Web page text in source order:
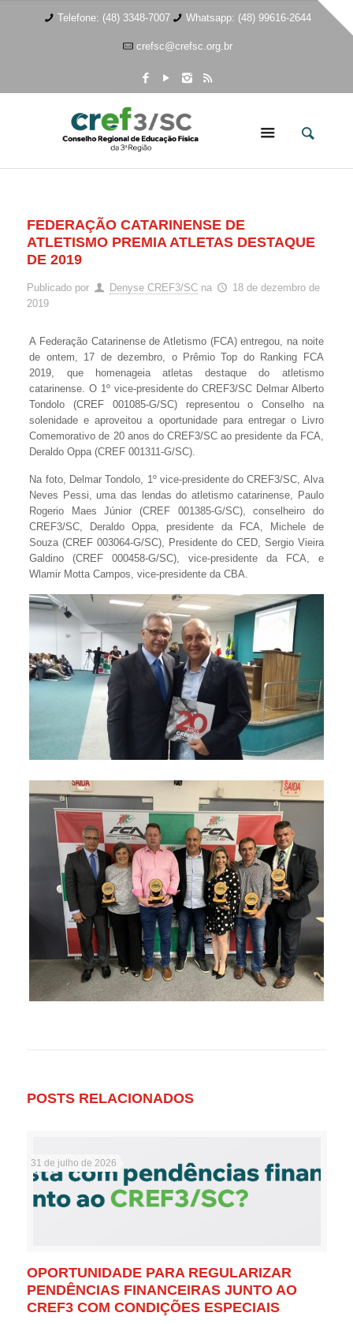
Telefone: (48) 3348-7007 Whatsapp: (48) 99616-2644
crefsc@crefsc.org.br
FEDERAÇÃO CATARINENSE DE
ATLETISMO PREMIA ATLETAS DESTAQUE
DE 2019
Publicado por Denyse CREF3/SC na
18 de dezembro de
2019
A Federação Catarinense de Atletismo (FCA) entregou, na noite
de ontem, 17 de dezembro, o Prêmio Top do Ranking FCA
2019, que homenageia atletas destaque do atletismo
catarinense. O 1º vice-presidente do CREF3/SC Delmar Alberto
Tondolo (CREF 001085-G/SC) representou o Conselho na
solenidade e aproveitou a oportunidade para entregar o Livro
Comemorativo de 20 anos do CREF3/SC ao presidente da FCA,
Deraldo Oppa (CREF 001311-G/SC).
Na foto, Delmar Tondolo, 1º vice-presidente do CREF3/SC, Alva
Neves Pessi, uma das lendas do atletismo catarinense, Paulo
Rogerio Maes Júnior (CREF 001385-G/SC), conselheiro do
CREF3/SC, Deraldo Oppa, presidente da FCA, Michele de
Souza (CREF 003064-G/SC), Presidente do CED, Sergio Vieira
Galdino (CREF 000458-G/SC), vice-presidente da FCA, e
Wlamir Motta Campos, vice-presidente da CBA.
POSTS RELACIONADOS
31 de julho de 2026
OPORTUNIDADE PARA REGULARIZAR
PENDÊNCIAS FINANCEIRAS JUNTO AO
CREF3 COM CONDIÇÕES ESPECIAIS